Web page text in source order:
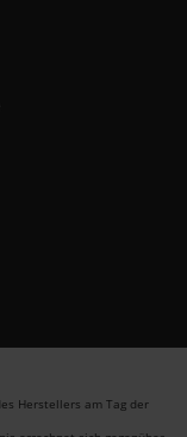
Herstellers am Tag der